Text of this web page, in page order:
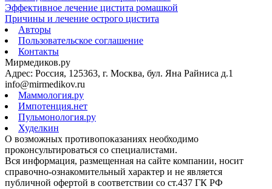
Эффективное лечение цистита ромашкой
Причины и лечение острого цистита
Авторы
Пользовательское соглашение
Контакты
Мирмедиков.ру
Адрес: Россия, 125363, г. Москва, бул. Яна Райниса д.1
info@mirmedikov.ru
Маммология.ру
Импотенция.нет
Пульмонология.ру
Худелкин
О возможных противопоказаниях необходимо
проконсультироваться со специалистами.
Вся информация, размещенная на сайте компании, носит
справочно-ознакомительный характер и не является
публичной офертой в соответствии со ст.437 ГК РФ